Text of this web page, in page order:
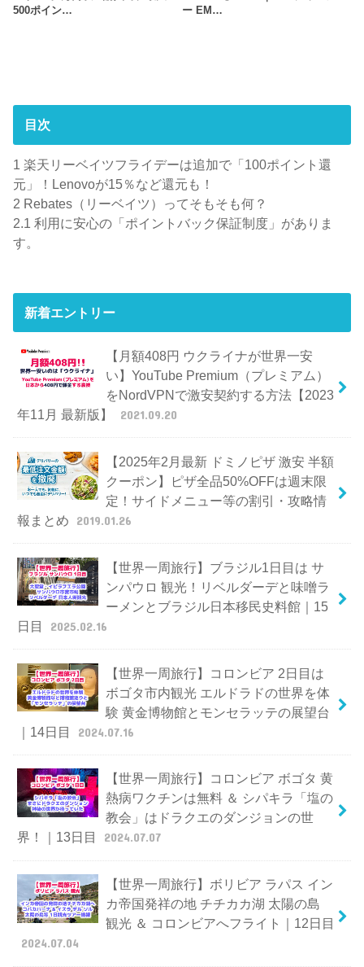
500ポイン…
ー EM…
目次
1 楽天リーベイツフライデーは追加で「100ポイント還
元」！Lenovoが15％など還元も！
2 Rebates（リーベイツ）ってそもそも何？
2.1 利用に安心の「ポイントバック保証制度」がありま
す。
新着エントリー
【月額408円 ウクライナが世界一安
い】YouTube Premium（プレミアム）
をNordVPNで激安契約する方法【2023
年11月 最新版】
2021.09.20
【2025年2月最新 ドミノピザ 激安 半額
クーポン】ピザ全品50%OFFは週末限
定！サイドメニュー等の割引・攻略情
報まとめ
2019.01.26
【世界一周旅行】ブラジル1日目は サ
ンパウロ 観光！リベルダーデと味噌ラ
ーメンとブラジル日本移民史料館｜15
日目
2025.02.16
【世界一周旅行】コロンビア 2日目は
ボゴタ市内観光 エルドラドの世界を体
験 黄金博物館とモンセラッテの展望台
｜14日目
2024.07.16
【世界一周旅行】コロンビア ボゴタ 黄
熱病ワクチンは無料 ＆ シパキラ「塩の
教会」はドラクエのダンジョンの世
界！｜13日目
2024.07.07
【世界一周旅行】ボリビア ラパス イン
カ帝国発祥の地 チチカカ湖 太陽の島
観光 ＆ コロンビアへフライト｜12日目
2024.07.04